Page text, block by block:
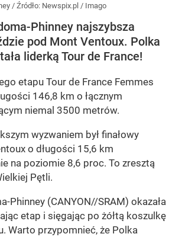
/ Źródło: Newspix.pl / Imago
Phinney najszybsza
pod Mont Ventoux. Polka
liderką Tour de France!
etapu Tour de France Femmes
146,8 km o łącznym
niemal 3500 metrów.
wyzwaniem był finałowy
o długości 15,6 km
na poziomie 8,6 proc. To zresztą
Pętli.
Phinney (CANYON//SRAM) okazała
etap i sięgając po żółtą koszulkę
Warto przypomnieć, że Polka